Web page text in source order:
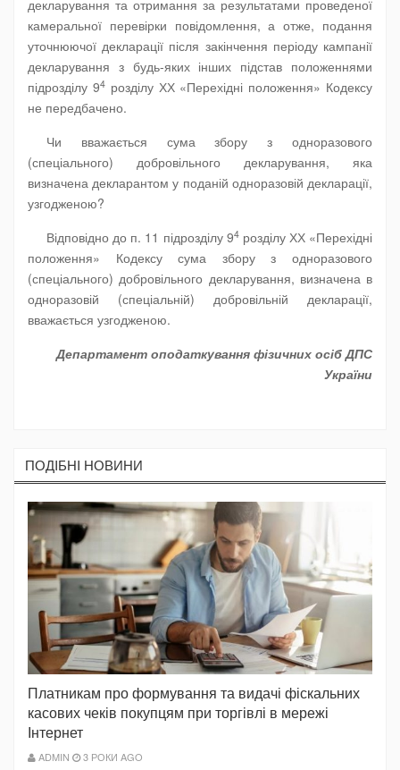
декларування та отримання за результатами проведеної
камеральної перевірки повідомлення, а отже, подання
уточнюючої декларації після закінчення періоду кампанії
декларування з будь-яких інших підстав положеннями
підрозділу 94розділу ХХ «Перехідні положення» Кодексу
не передбачено.
Чи вважається сума збору з одноразового
(спеціального) добровільного декларування, яка
визначена декларантом у поданій одноразовій декларації,
узгодженою?
Відповідно до п. 11 підрозділу 94розділу ХХ «Перехідні
положення» Кодексу сума збору з одноразового
(спеціального) добровільного декларування, визначена в
одноразовій (спеціальній) добровільній декларації,
вважається узгодженою.
Департамент оподаткування фізичних осіб ДПС
України
ПОДIБНI НОВИНИ
Платникам про формування та видачі фіскальних
касових чеків покупцям при торгівлі в мережі
Інтернет
ADMIN 3 РОКИ AGO